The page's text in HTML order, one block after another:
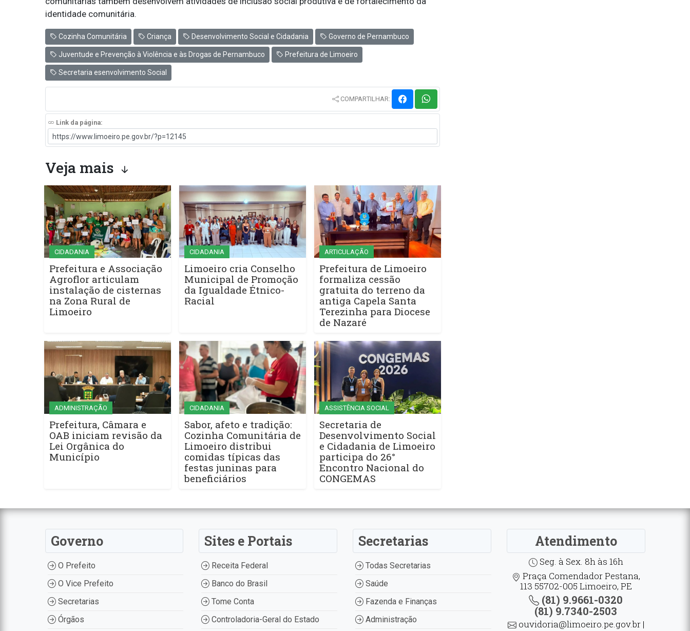
identidade comunitária.
Cozinha Comunitária Criança Desenvolvimento Social e Cidadania Governo de Pernambuco
Juventude e Prevenção à Violência e às Drogas de Pernambuco Prefeitura de Limoeiro
Secretaria esenvolvimento Social
COMPARTILHAR:
Link da página:
Veja mais
CIDADANIA
Prefeitura e Associação
Agroflor articulam
instalação de cisternas
na Zona Rural de
Limoeiro
CIDADANIA
Limoeiro cria Conselho
Municipal de Promoção
da Igualdade Étnico-
Racial
ARTICULAÇÃO
Prefeitura de Limoeiro
formaliza cessão
gratuita do terreno da
antiga Capela Santa
Terezinha para Diocese
de Nazaré
ADMINISTRAÇÃO
Prefeitura, Câmara e
OAB iniciam revisão da
Lei Orgânica do
Município
CIDADANIA
Sabor, afeto e tradição:
Cozinha Comunitária de
Limoeiro distribui
comidas típicas das
festas juninas para
beneficiários
ASSISTÊNCIA SOCIAL
Secretaria de
Desenvolvimento Social
e Cidadania de Limoeiro
participa do 26°
Encontro Nacional do
CONGEMAS
Governo
O Prefeito
O Vice Prefeito
Secretarias
Órgãos
Sites e Portais
Receita Federal
Banco do Brasil
Tome Conta
Controladoria-Geral do Estado
Secretarias
Todas Secretarias
Saúde
Fazenda e Finanças
Administração
Atendimento
Seg. à Sex. 8h às 16h
Praça Comendador Pestana,
113 55702-005 Limoeiro, PE
(81) 9.9661-0320
(81) 9.7340-2503
ouvidoria@limoeiro.pe.gov.br |